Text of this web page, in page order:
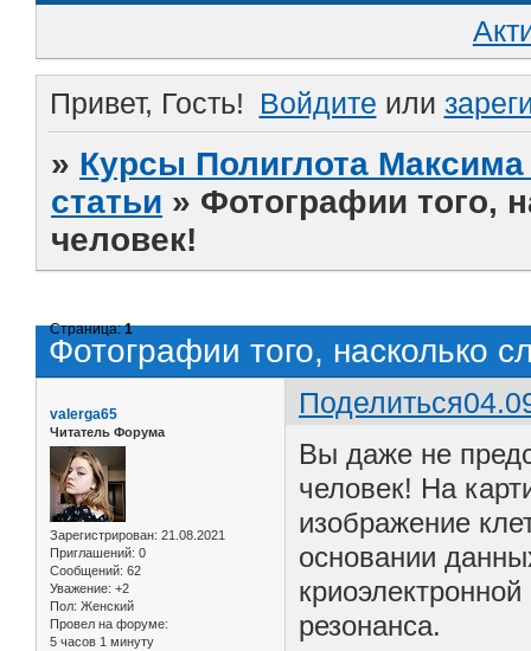
Привет, Гость! Войдите или
» Курсы Полиглота
статьи » Фотографии того,
человек!
Фотографии того, насколько
Страница:1
Поделиться
valerga65
Читатель Форума
Зарегистрирован: 21.08.2021
Приглашений: 0
Сообщений: 62
Уважение: +2
Пол: Женский
Провел на форуме:
5 часов 1 минуту
Вы даже не
человек! На
изображение
основании
резонанса.